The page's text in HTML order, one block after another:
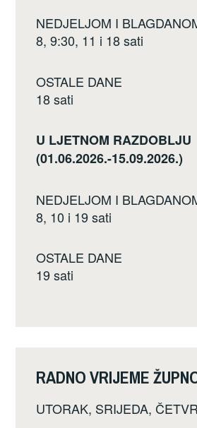
NEDJELJOM I
8, 9:30, 11 i 18 sati
OSTALE DANE
18 sati
U LJETNOM RAZDOBLJU
(01.06.2026.-15.09.2026.)
NEDJELJOM I
8, 10 i 19 sati
OSTALE DANE
19 sati
RADNO VRIJEME
UTORAK, SRIJEDA,